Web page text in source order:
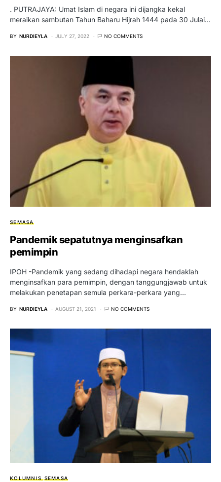
. PUTRAJAYA: Umat Islam di negara ini dijangka kekal
meraikan sambutan Tahun Baharu Hijrah 1444 pada 30 Julai…
BY NURDIEYLA JULY 27, 2022 NO COMMENTS
SEMASA
Pandemik sepatutnya menginsafkan
pemimpin
IPOH -Pandemik yang sedang dihadapi negara hendaklah
menginsafkan para pemimpin, dengan tanggungjawab untuk
melakukan penetapan semula perkara-perkara yang…
BY NURDIEYLA AUGUST 21, 2021 NO COMMENTS
KOLUMNIS SEMASA